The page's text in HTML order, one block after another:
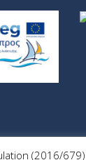
(2016/